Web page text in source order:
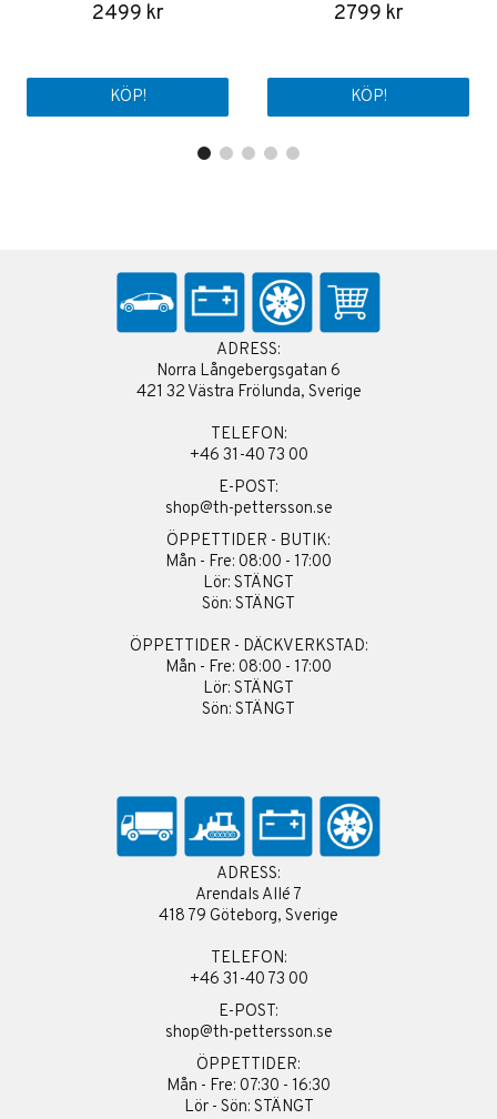
2499 kr
KÖP!
2799 kr
KÖP!
ADRESS:
Norra Långebergsgatan 6
421 32 Västra Frölunda, Sverige
TELEFON:
+46 31-40 73 00
E-POST:
shop@th-pettersson.se
ÖPPETTIDER - BUTIK:
Mån - Fre: 08:00 - 17:00
Lör: STÄNGT
Sön: STÄNGT
ÖPPETTIDER - DÄCKVERKSTAD:
Mån - Fre: 08:00 - 17:00
Lör: STÄNGT
Sön: STÄNGT
ADRESS:
Arendals Allé 7
418 79 Göteborg, Sverige
TELEFON:
+46 31-40 73 00
E-POST:
shop@th-pettersson.se
ÖPPETTIDER:
Mån - Fre: 07:30 - 16:30
Lör - Sön: STÄNGT